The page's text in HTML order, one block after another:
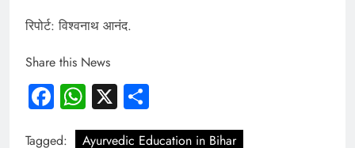
रिपोर्ट: विश्वनाथ आनंद.
Share this News
Facebook
WhatsApp
X
Tagged: Ayurvedic Education in Bihar